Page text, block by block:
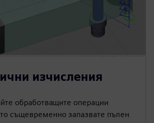
изчисления
обработващите операции
същевременно запазвате пълен